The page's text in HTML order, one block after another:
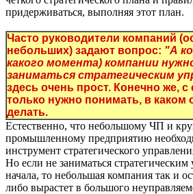
придерживаться, выполняя этот план.
Часто руководители компаний
небольших) задают вопрос: "А
какого момента) компании
заниматься стратегическим
здесь очень прост. Конечно же, с
только нужно понимать, в каком
делать.
Естественно, что небольшому ЧП и
промышленному предприятию
инструмент стратегического
Но если не заниматься
начала, то небольшая компания так и
либо вырастет в большого